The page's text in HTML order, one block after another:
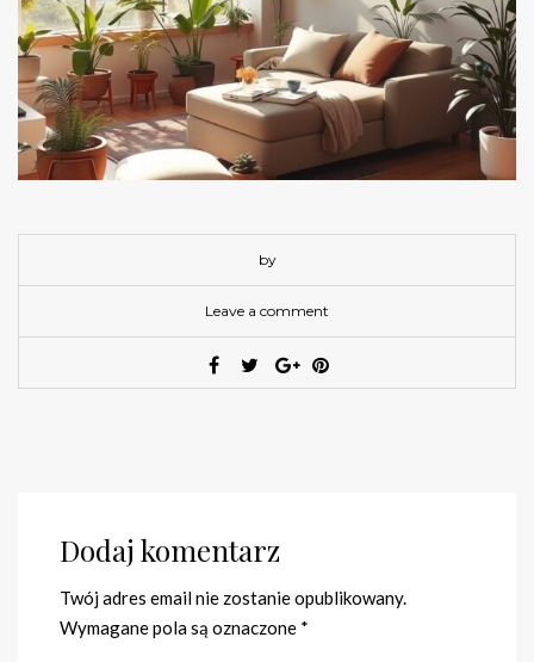
by
Leave a comment
Dodaj komentarz
Twój adres email nie zostanie opublikowany.
Wymagane pola są oznaczone *